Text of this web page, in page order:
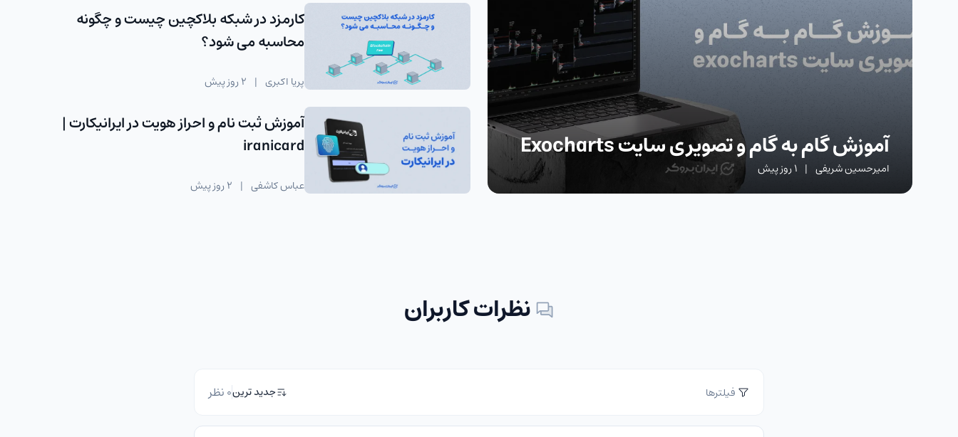
آموزش گام به گام و تصویری سایت Exocharts
امیرحسین شریفی | 1 روز پیش
کارمزد در شبکه بلاکچین چیست و چگونه
محاسبه می شود؟
پریا اکبری | 2 روز پیش
آموزش ثبت نام و احراز هویت در ایرانیکارت |
iranicard
عباس کاشفی | 2 روز پیش
نظرات کاربران
فیلترها جدید ترین0 نظر